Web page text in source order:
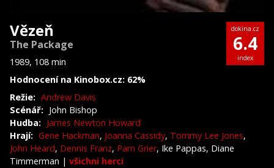
Vězeň
The Package
1989, 108 min
Hodnocení na Kinobox.cz: 62%
dokina.cz
6.4
index
Režie: Andrew Davis
Scénář: John Bishop
Hudba: James Newton Howard
Hrají: Gene Hackman, Joanna Cassidy, Tommy Lee Jones,
John Heard, Dennis Franz, Pam Grier, Ike Pappas, Diane
Timmerman | všichni herci